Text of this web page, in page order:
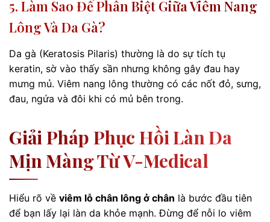
5. Làm Sao Để Phân Biệt Giữa Viêm Nang
Lông Và Da Gà?
Da gà (Keratosis Pilaris) thường là do sự tích tụ
keratin, sờ vào thấy sần nhưng không gây đau hay
mưng mủ. Viêm nang lông thường có các nốt đỏ, sưng,
đau, ngứa và đôi khi có mủ bên trong.
Giải Pháp Phục Hồi Làn Da
Mịn Màng Từ V-Medical
Hiểu rõ về viêm lỗ chân lông ở chân là bước đầu tiên
để bạn lấy lại làn da khỏe mạnh. Đừng để nỗi lo viêm